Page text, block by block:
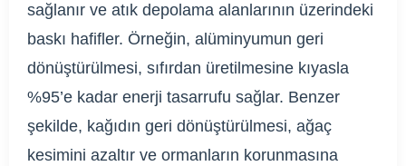
sağlanır ve atık depolama alanlarının üzerindeki
baskı hafifler. Örneğin, alüminyumun geri
dönüştürülmesi, sıfırdan üretilmesine kıyasla
%95’e kadar enerji tasarrufu sağlar. Benzer
şekilde, kağıdın geri dönüştürülmesi, ağaç
kesimini azaltır ve ormanların korunmasına